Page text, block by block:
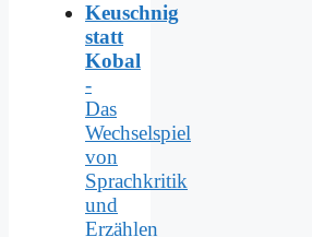
Keuschnig
statt
Kobal
-
Das
Wechselspiel
von
Sprachkritik
und
Erzählen